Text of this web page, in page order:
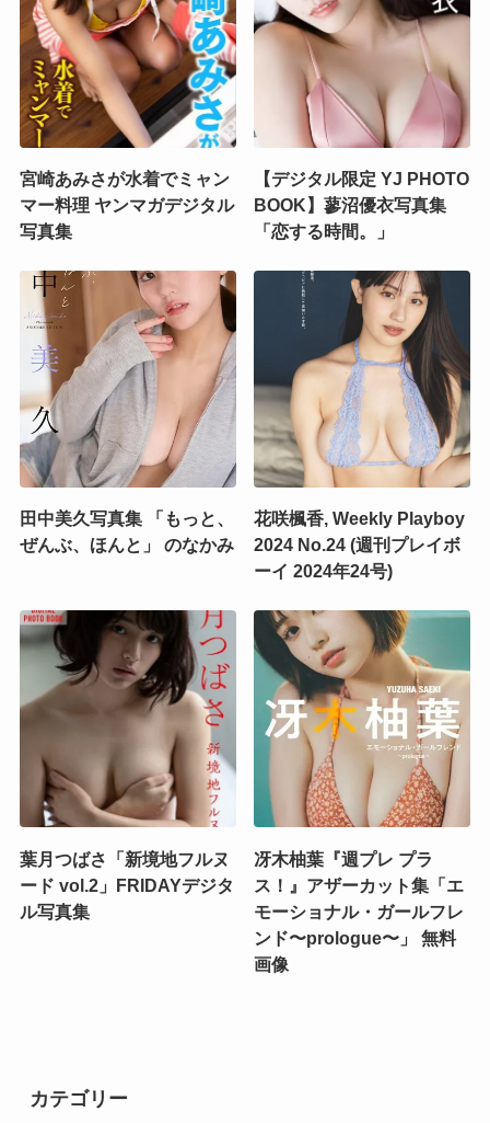
宮崎あみさが水着でミャン
マー料理 ヤンマガデジタル
写真集
【デジタル限定 YJ PHOTO
BOOK】蓼沼優衣写真集
「恋する時間。」
田中美久写真集 「もっと、
ぜんぶ、ほんと」 のなかみ
花咲楓香, Weekly Playboy
2024 No.24 (週刊プレイボ
ーイ 2024年24号)
葉月つばさ「新境地フルヌ
ード vol.2」FRIDAYデジタ
ル写真集
冴木柚葉『週プレ プラ
ス！』アザーカット集「エ
モーショナル・ガールフレ
ンド〜prologue〜」 無料
画像
カテゴリー